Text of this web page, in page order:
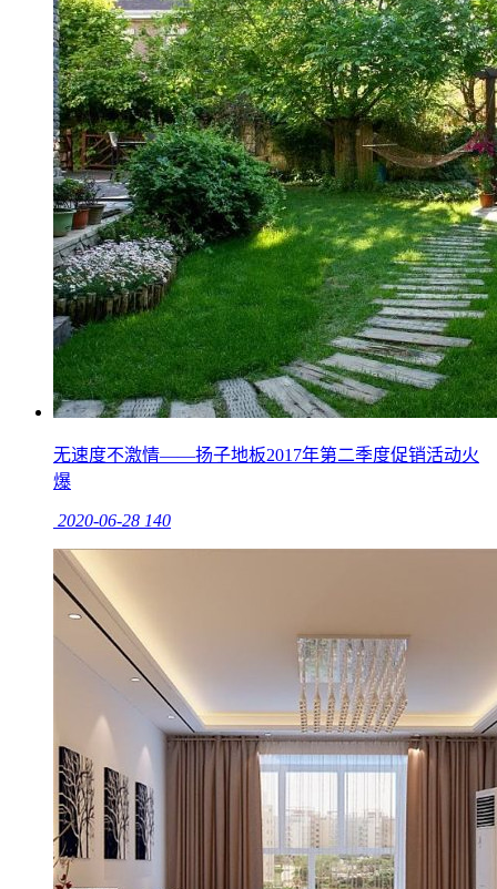
无速度不激情——扬子地板2017年第二季度促销活动火
爆
2020-06-28 140